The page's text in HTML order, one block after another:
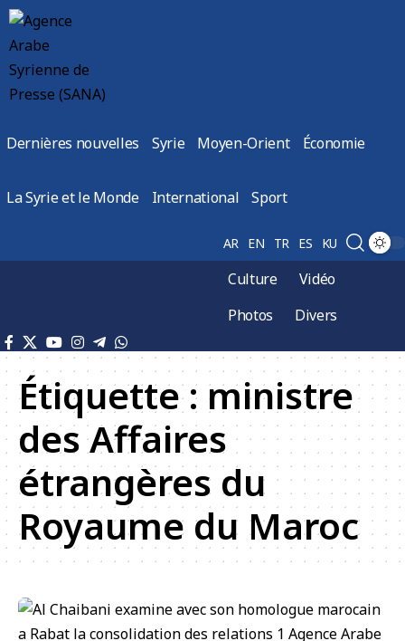
Dernières nouvelles Syrie Moyen-Orient Économie
La Syrie et le Monde International Sport
AR EN TR ES KU
Culture
Vidéo
Photos
Divers
Étiquette : ministre
des Affaires
étrangères du
Royaume du Maroc